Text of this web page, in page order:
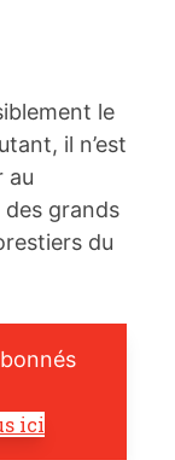
le
il n’est
au
grands
du
ici